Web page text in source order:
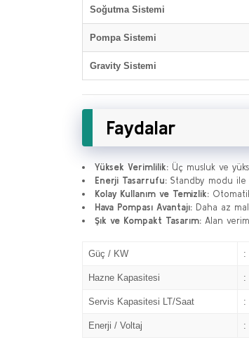
Soğutma Sistemi
Pompa Sistemi
Gravity Sistemi
Faydalar
Yüksek Verimlilik: Üç musluk ve
Enerji Tasarrufu: Standby modu ile
Kolay Kullanım ve Temizlik:
Hava Pompası Avantajı: Daha az
Şık ve Kompakt Tasarım: Alan
Güç / KW :
Hazne Kapasitesi :
Servis Kapasitesi LT/Saat :
Enerji / Voltaj :